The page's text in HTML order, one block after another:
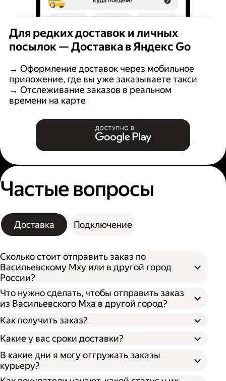
Для редких доставок и личных
посылок — Доставка в Яндекс Go
→ Оформление доставок через мобильное
приложение, где вы уже заказываете такси
→ Отслеживание заказов в реальном
времени на карте
Частые вопросы
Доставка Подключение
Сколько стоит отправить заказ по
Васильевскому Мху или в другой город
России?
Откройте кабинет для бизнеса;
Что нужно сделать, чтобы отправить заказ
из Васильевского Мха в другой город?
Как получить заказ?
По штрихкоду. Покажите штрихкод
Какие у вас сроки доставки?
В какие дни я могу отгружать заказы
курьеру?